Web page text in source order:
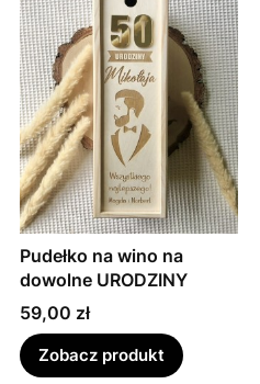
Pudełko na wino na
dowolne URODZINY
Cena
59,00 zł
Zobacz produkt